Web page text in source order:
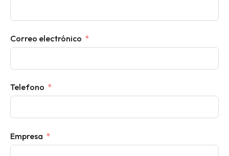
Correo electrónico
Telefono
Empresa